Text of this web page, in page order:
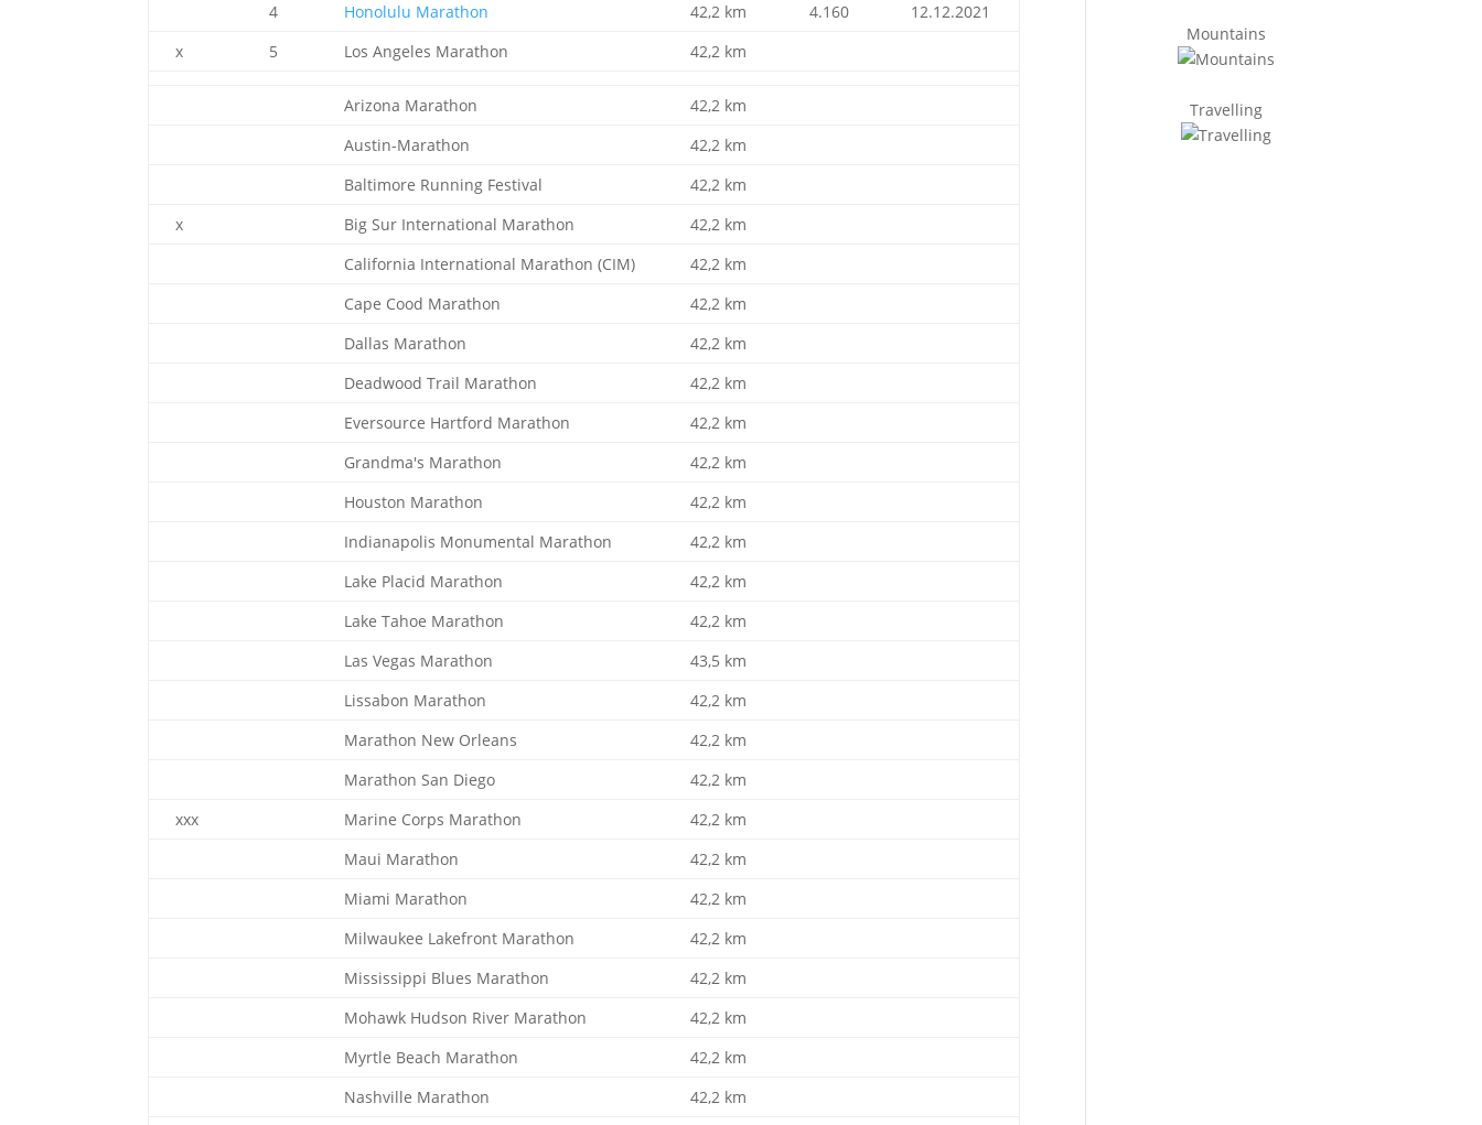
4
Honolulu Marathon 42,2 km 4.160
12.12.2021
x
5 Los Angeles Marathon 42,2 km
Arizona Marathon
42,2 km
Austin-Marathon
42,2 km
Baltimore Running Festival
42,2 km
x
Big Sur International Marathon
42,2 km
California International Marathon (CIM)
42,2 km
Cape Cood Marathon
42,2 km
Dallas Marathon
42,2 km
Deadwood Trail Marathon
42,2 km
Eversource Hartford Marathon
42,2 km
Grandma's Marathon
42,2 km
Houston Marathon
42,2 km
Indianapolis Monumental Marathon
42,2 km
Lake Placid Marathon
42,2 km
Lake Tahoe Marathon
42,2 km
Las Vegas Marathon
43,5 km
Lissabon Marathon
42,2 km
Marathon New Orleans
42,2 km
Marathon San Diego
42,2 km
xxx
Marine Corps Marathon
42,2 km
Maui Marathon
42,2 km
Miami Marathon
42,2 km
Milwaukee Lakefront Marathon
42,2 km
Mississippi Blues Marathon
42,2 km
Mohawk Hudson River Marathon
42,2 km
Myrtle Beach Marathon
42,2 km
Nashville Marathon
42,2 km
Mountains
Travelling